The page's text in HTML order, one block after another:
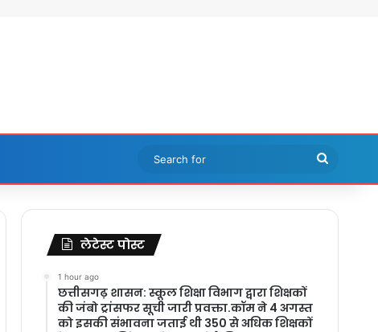
Search
for
लेटेस्ट पोस्ट
1 hour ago
छत्तीसगढ़ शासन: स्कूल शिक्षा विभाग द्वारा शिक्षकों
की जंबो ट्रांसफर सूची जारी प्रवक्ता.कॉम ने 4 अगस्त
को इसकी संभावना जताई थी 350 से अधिक शिक्षकों